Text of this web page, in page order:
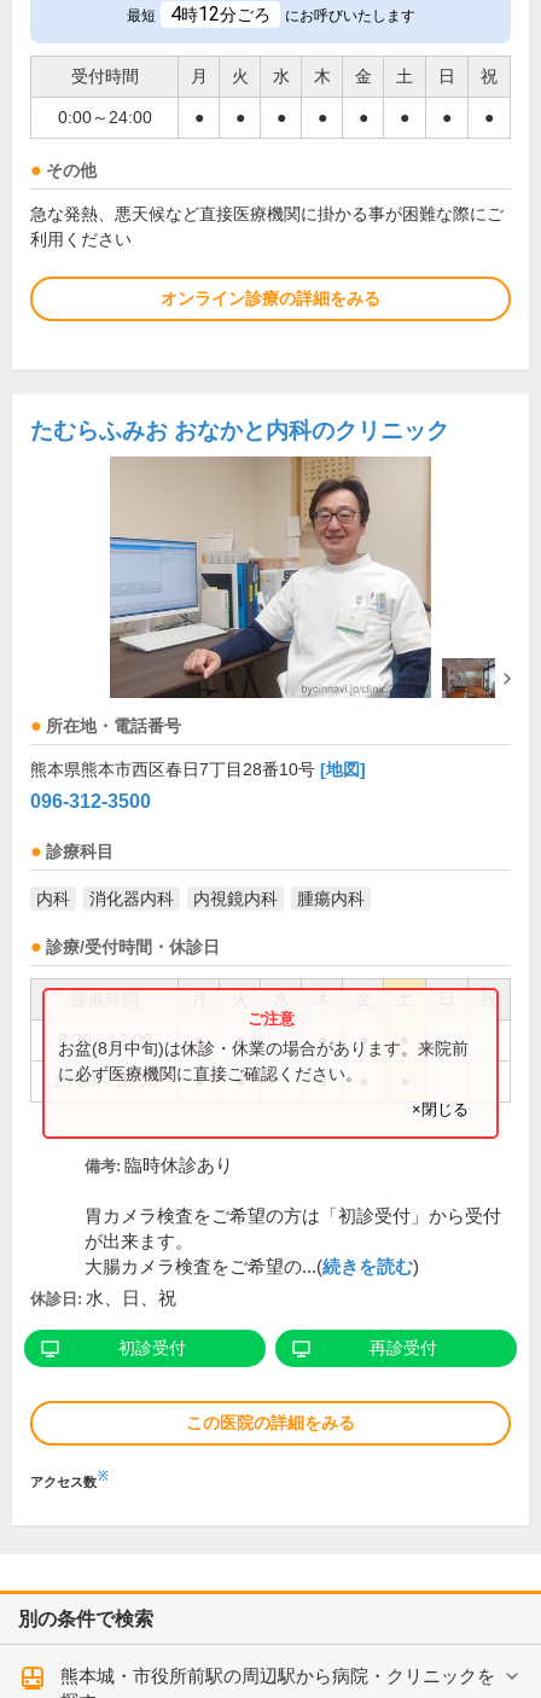
最短 4時12分ごろ にお呼びいたします
受付時間 月 火 水 木 金 土 日 祝
0:00～24:00 ● ● ● ● ● ● ● ●
その他
急な発熱、悪天候など直接医療機関に掛かる事が困難な際にご
利用ください
オンライン診療の詳細をみる
たむらふみお おなかと内科のクリニック
所在地・電話番号
熊本県熊本市西区春日7丁目28番10号 [地図]
096-312-3500
診療科目
内科 消化器内科 内視鏡内科 腫瘍内科
診療/受付時間・休診日
祝
8:30～12:00 ● ● ● ●
13:30～18:00 ● ● ●
お盆(8月中旬)は休診・休業の場合があります。来院前
に必ず医療機関に直接ご確認ください。
×閉じる
備考: 臨時休診あり
胃カメラ検査をご希望の方は「初診受付」から受付
が出来ます。
大腸カメラ検査をご希望の...(続きを読む)
休診日: 水、日、祝
初診受付 再診受付
この医院の詳細をみる
アクセス数※
別の条件で検索
熊本城・市役所前駅の周辺駅から病院・クリニックを